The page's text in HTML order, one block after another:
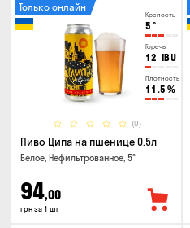
Крепость
5 °
Горечь
12 IBU
Плотность
11.5 %
(0)
Только онлайн
Пиво Ципа на пшенице 0.5л
Белое, Нефильтрованное, 5°
94,00
грн за 1 шт